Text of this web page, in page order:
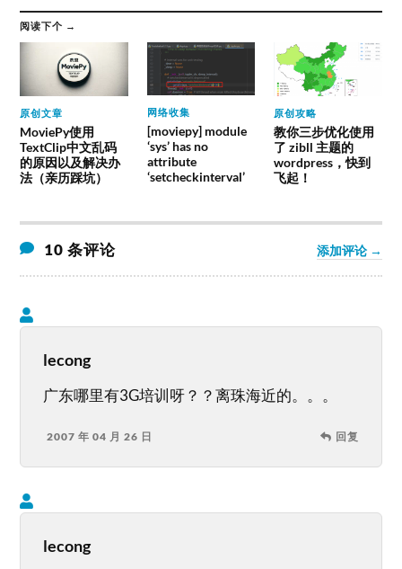
阅读下个 →
原创文章
MoviePy使用
TextClip中文乱码
的原因以及解决办
法（亲历踩坑）
网络收集
[moviepy] module
‘sys’ has no
attribute
‘setcheckinterval’
原创攻略
教你三步优化使用
了 zibll 主题的
wordpress，快到
飞起！
10 条评论 添加评论 →
lecong
广东哪里有3G培训呀？？离珠海近的。。。
2007 年 04 月 26 日 回复
lecong